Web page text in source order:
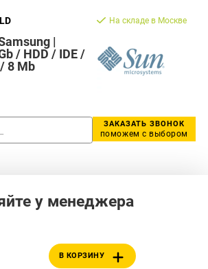
|
/ HDD / IDE /
8 Mb
На складе в Москве
ЗАКАЗАТЬ ЗВОНОК
поможем с выбором
у менеджера
В КОРЗИНУ